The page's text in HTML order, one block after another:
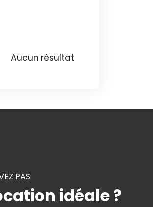
Aucun résultat
PAS
idéale ?